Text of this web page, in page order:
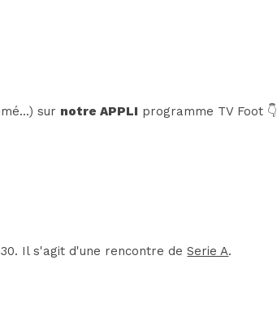
sur notre APPLI programme TV Foot 👇
Il s'agit d'une rencontre deSerie A.